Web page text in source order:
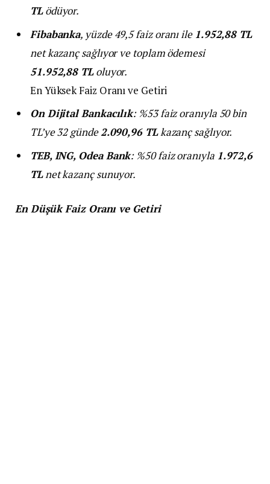
TLödüyor.
Fibabanka, yüzde 49,5 faiz oranı ile 1.952,88 TL
net kazanç sağlıyor ve toplam ödemesi
51.952,88 TLoluyor.
En Yüksek Faiz Oranı ve Getiri
On Dijital Bankacılık: %53 faiz oranıyla 50 bin
TL’ye 32 günde2.090,96 TLkazanç sağlıyor.
TEB, ING, Odea Bank: %50 faiz oranıyla 1.972,6
TLnet kazanç sunuyor.
En Düşük Faiz Oranı ve Getiri